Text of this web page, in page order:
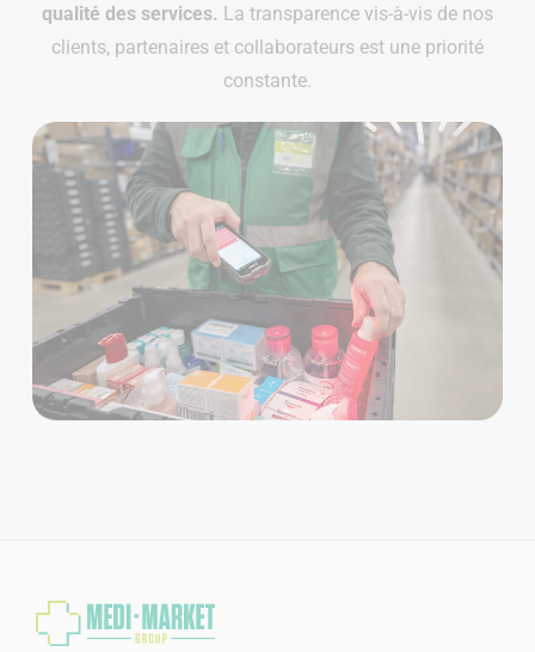
qualité des services. La transparence vis-à-vis de nos
clients, partenaires et collaborateurs est une priorité
constante.